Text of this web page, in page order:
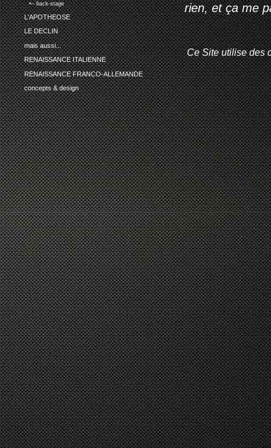
•-- back-stage
L'APOTHEOSE
LE DECLIN
mais aussi...
RENAISSANCE ITALIENNE
RENAISSANCE FRANCO-ALLEMANDE
concepts & design
rien, et ça me
Ce Site utilise des